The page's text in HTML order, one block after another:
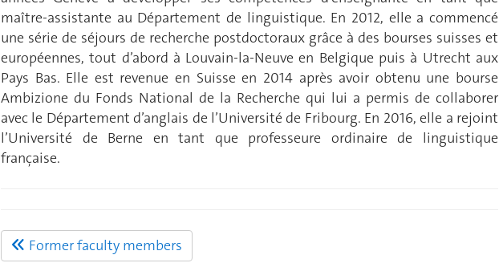
maître-assistante au Département de linguistique. En 2012, elle a commencé
une série de séjours de recherche postdoctoraux grâce à des bourses suisses et
européennes, tout d’abord à Louvain-la-Neuve en Belgique puis à Utrecht aux
Pays Bas. Elle est revenue en Suisse en 2014 après avoir obtenu une bourse
Ambizione du Fonds National de la Recherche qui lui a permis de collaborer
avec le Département d’anglais de l’Université de Fribourg. En 2016, elle a rejoint
l’Université de Berne en tant que professeure ordinaire de linguistique
française.
Former faculty members